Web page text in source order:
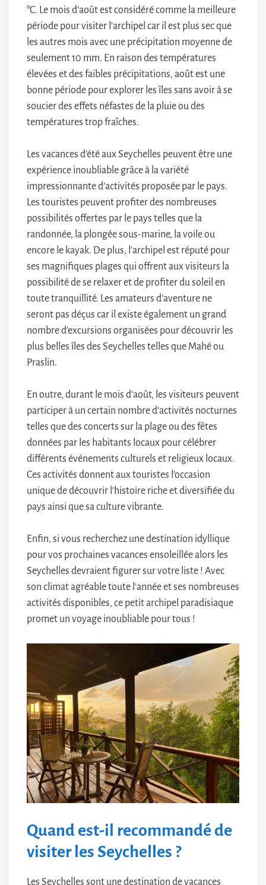
°C. Le mois d’août est considéré comme la meilleure
période pour visiter l’archipel car il est plus sec que
les autres mois avec une précipitation moyenne de
seulement 10 mm. En raison des températures
élevées et des faibles précipitations, août est une
bonne période pour explorer les îles sans avoir à se
soucier des effets néfastes de la pluie ou des
températures trop fraîches.
Les vacances d’été aux Seychelles peuvent être une
expérience inoubliable grâce à la variété
impressionnante d’activités proposée par le pays.
Les touristes peuvent profiter des nombreuses
possibilités offertes par le pays telles que la
randonnée, la plongée sous-marine, la voile ou
encore le kayak. De plus, l’archipel est réputé pour
ses magnifiques plages qui offrent aux visiteurs la
possibilité de se relaxer et de profiter du soleil en
toute tranquillité. Les amateurs d’aventure ne
seront pas déçus car il existe également un grand
nombre d’excursions organisées pour découvrir les
plus belles îles des Seychelles telles que Mahé ou
Praslin.
En outre, durant le mois d’août, les visiteurs peuvent
participer à un certain nombre d’activités nocturnes
telles que des concerts sur la plage ou des fêtes
données par les habitants locaux pour célébrer
différents événements culturels et religieux locaux.
Ces activités donnent aux touristes l’occasion
unique de découvrir l’histoire riche et diversifiée du
pays ainsi que sa culture vibrante.
Enfin, si vous recherchez une destination idyllique
pour vos prochaines vacances ensoleillée alors les
Seychelles devraient figurer sur votre liste ! Avec
son climat agréable toute l’année et ses nombreuses
activités disponibles, ce petit archipel paradisiaque
promet un voyage inoubliable pour tous !
Quand est-il recommandé de
visiter les Seychelles ?
Les Seychelles sont une destination de vacances